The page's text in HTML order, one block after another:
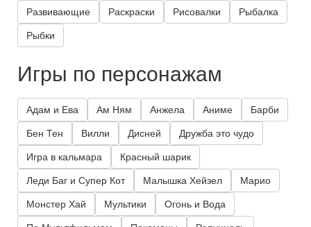
Развивающие Раскраски Рисовалки Рыбалка
Рыбки
Игры по персонажам
Адам и Ева Ам Ням Анжела Аниме Барби
Бен Тен Вилли Дисней Дружба это чудо
Игра в кальмара Красный шарик
Леди Баг и Супер Кот Малышка Хейзел Марио
Монстер Хай Мультики Огонь и Вода